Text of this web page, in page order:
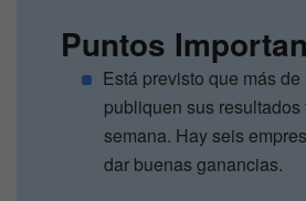
Puntos
Está previsto que más
publiquen sus
semana. Hay seis
dar buenas ganancias.